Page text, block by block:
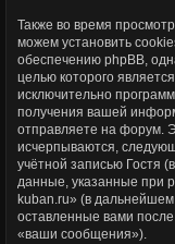
Также во время
можем установить
обеспечению phpBB,
целью которого
исключительно
получения вашей
отправляете на форум.
исчерпываются,
учётной записью Гостя
данные, указанные при
kuban.ru» (в
оставленные вами
«ваши сообщения»).